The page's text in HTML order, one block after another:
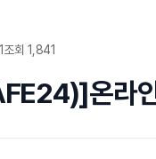
조회 1,841
온라인